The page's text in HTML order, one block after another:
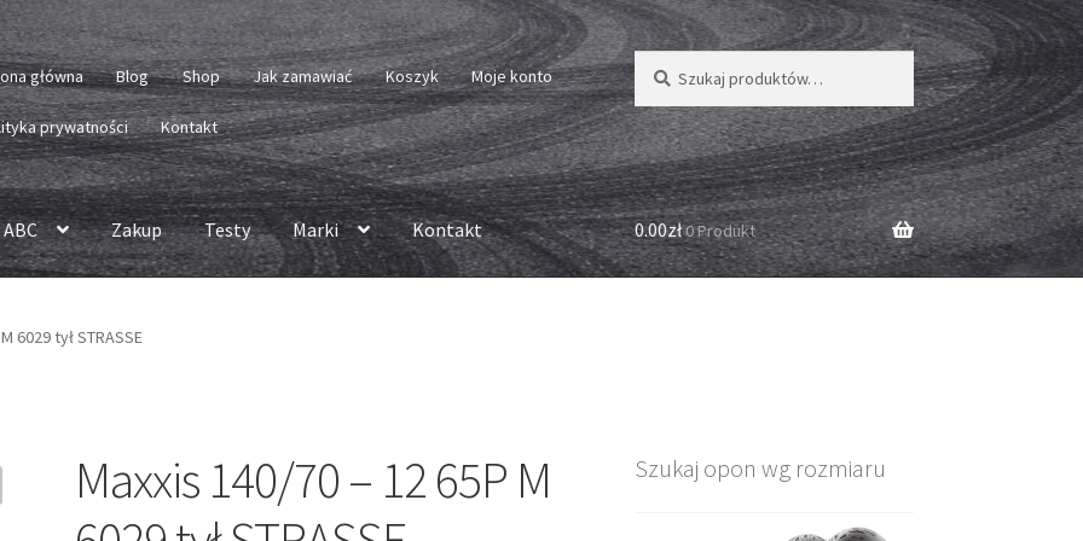
główna Blog Shop Jak zamawiać Koszyk Moje konto
prywatności Kontakt
Szukaj:
Szukaj
Zakup Testy Marki Kontakt 0.00zł0 Produkt
6029 tył STRASSE
Maxxis 140/70 – 12 65P M
Szukaj opon wg rozmiaru